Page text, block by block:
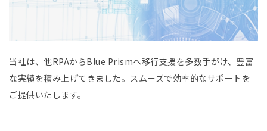
当社は、他RPAからBlue Prismへ移行支援を多数手がけ、豊富
な実績を積み上げてきました。スムーズで効率的なサポートを
ご提供いたします。